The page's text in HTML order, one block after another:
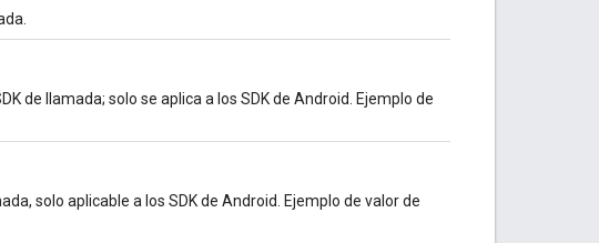
de llamada; solo se aplica a los SDK de Android. Ejemplo de
solo aplicable a los SDK de Android. Ejemplo de valor de